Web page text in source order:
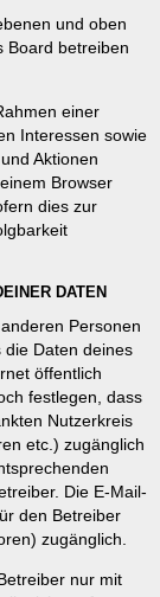
und oben
Board betreiben
einer
Interessen sowie
Aktionen
Browser
dies zur
DATEN
Personen
Daten deines
öffentlich
festlegen, dass
Nutzerkreis
etc.) zugänglich
Die E-Mail-
den Betreiber
zugänglich.
nur mit